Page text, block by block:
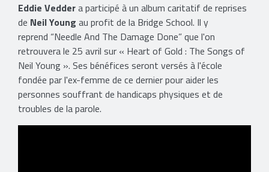
Eddie Veddera participé à un album caritatif de reprises
de Neil Young au profit de la Bridge School. Il y
reprend “Needle And The Damage Done” que l'on
retrouvera le 25 avril sur « Heart of Gold : The Songs of
Neil Young ». Ses bénéfices seront versés à l'école
fondée par l'ex-femme de ce dernier pour aider les
personnes souffrant de handicaps physiques et de
troubles de la parole.